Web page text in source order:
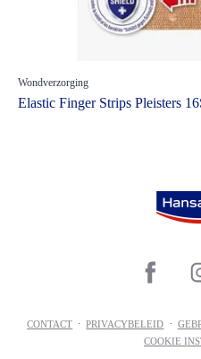
Wondverzorging
Elastic Finger Strips Pleisters
CONTACT PRIVACYBELEID
COOKIE